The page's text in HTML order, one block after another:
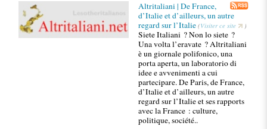
Altritaliani | De France,
d’Italie et d’ailleurs, un autre
regard sur l’Italie (Visiter ce site )
Siete Italiani ? Non lo siete ?
Una volta l’eravate ? Altritaliani
è un giornale polifonico, una
porta aperta, un laboratorio di
idee e avvenimenti a cui
partecipare. De Paris, de France,
d’Italie et d’ailleurs, un autre
regard sur l’Italie et ses rapports
avec la France : culture,
politique, société..